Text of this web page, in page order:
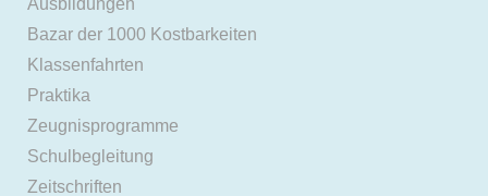
Ausbildungen
Bazar der 1000 Kostbarkeiten
Klassenfahrten
Praktika
Zeugnisprogramme
Schulbegleitung
Zeitschriften